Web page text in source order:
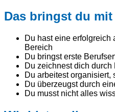
Das bringst du mit
Du hast eine
Bereich
Du bringst erste
Du zeichnest dich
Du arbeitest organisiert,
Du überzeugst durch
Du musst nicht alles